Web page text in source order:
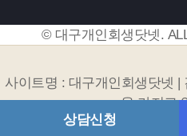
상담신청
© 대구개인회생닷넷.
사이트명 : 대구개인회생닷넷 |
을 가지고